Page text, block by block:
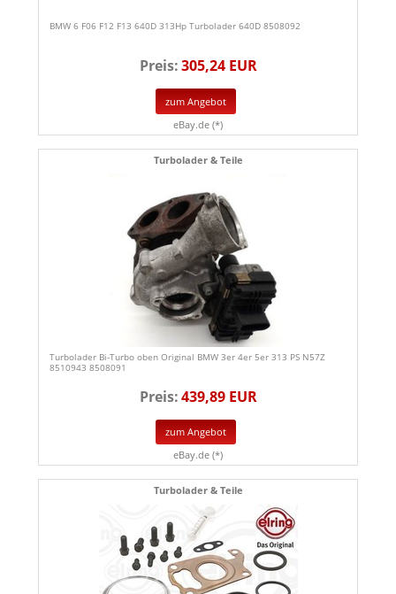
BMW 6 F06 F12 F13 640D 313Hp Turbolader 640D 8508092
Preis:305,24 EUR
zum Angebot
eBay.de (*)
Turbolader & Teile
Turbolader Bi-Turbo oben Original BMW 3er 4er 5er 313 PS N57Z
8510943 8508091
Preis:439,89 EUR
zum Angebot
eBay.de (*)
Turbolader & Teile